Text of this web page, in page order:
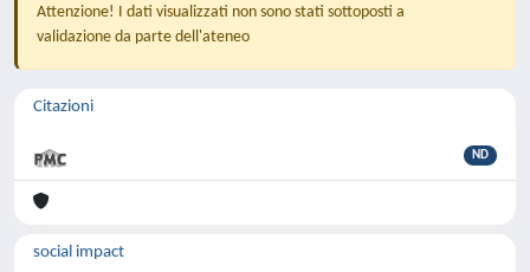
Attenzione! I dati visualizzati non sono stati sottoposti a
validazione da parte dell'ateneo
Citazioni
ND
social impact